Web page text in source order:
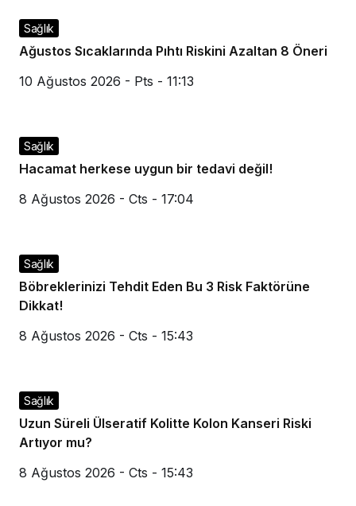
Sağlık
Ağustos Sıcaklarında Pıhtı Riskini Azaltan 8 Öneri
10 Ağustos 2026 - Pts - 11:13
Sağlık
Hacamat herkese uygun bir tedavi değil!
8 Ağustos 2026 - Cts - 17:04
Sağlık
Böbreklerinizi Tehdit Eden Bu 3 Risk Faktörüne
Dikkat!
8 Ağustos 2026 - Cts - 15:43
Sağlık
Uzun Süreli Ülseratif Kolitte Kolon Kanseri Riski
Artıyor mu?
8 Ağustos 2026 - Cts - 15:43